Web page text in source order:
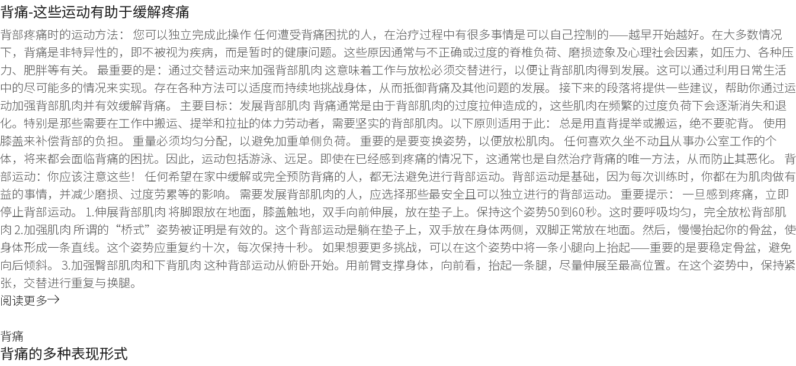
背痛-这些运动有助于缓解疼痛
背部疼痛时的运动方法： 您可以独立完成此操作 任何遭受背痛困扰的人，在治疗过程中有很多事情是可以自己控制的——越早开始越好。在大多数情况
下，背痛是非特异性的，即不被视为疾病，而是暂时的健康问题。这些原因通常与不正确或过度的脊椎负荷、磨损迹象及心理社会因素，如压力、各种压
力、肥胖等有关。 最重要的是：通过交替运动来加强背部肌肉 这意味着工作与放松必须交替进行，以便让背部肌肉得到发展。这可以通过利用日常生活
中的尽可能多的情况来实现。存在各种方法可以适度而持续地挑战身体，从而抵御背痛及其他问题的发展。 接下来的段落将提供一些建议，帮助你通过运
动加强背部肌肉并有效缓解背痛。 主要目标：发展背部肌肉 背痛通常是由于背部肌肉的过度拉伸造成的，这些肌肉在频繁的过度负荷下会逐渐消失和退
化。特别是那些需要在工作中搬运、提举和拉扯的体力劳动者，需要坚实的背部肌肉。以下原则适用于此： 总是用直背提举或搬运，绝不要驼背。 使用
膝盖来补偿背部的负担。 重量必须均匀分配，以避免加重单侧负荷。 重要的是要变换姿势，以便放松肌肉。 任何喜欢久坐不动且从事办公室工作的个
体，将来都会面临背痛的困扰。因此，运动包括游泳、远足。即使在已经感到疼痛的情况下，这通常也是自然治疗背痛的唯一方法，从而防止其恶化。 背
部运动：你应该注意这些！ 任何希望在家中缓解或完全预防背痛的人，都无法避免进行背部运动。背部运动是基础，因为每次训练时，你都在为肌肉做有
益的事情，并减少磨损、过度劳累等的影响。 需要发展背部肌肉的人，应选择那些最安全且可以独立进行的背部运动。 重要提示： 一旦感到疼痛，立即
停止背部运动。 1.伸展背部肌肉 将脚跟放在地面，膝盖触地，双手向前伸展，放在垫子上。保持这个姿势50到60秒。这时要呼吸均匀，完全放松背部肌
肉 2.加强肌肉 所谓的“桥式”姿势被证明是有效的。这个背部运动是躺在垫子上，双手放在身体两侧，双脚正常放在地面。然后，慢慢抬起你的骨盆，使
身体形成一条直线。这个姿势应重复约十次，每次保持十秒。 如果想要更多挑战，可以在这个姿势中将一条小腿向上抬起——重要的是要稳定骨盆，避免
向后倾斜。 3.加强臀部肌肉和下背肌肉 这种背部运动从俯卧开始。用前臂支撑身体，向前看，抬起一条腿，尽量伸展至最高位置。在这个姿势中，保持紧
张，交替进行重复与换腿。
阅读更多
背痛
背痛的多种表现形式